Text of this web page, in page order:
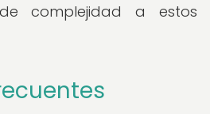
complejidad a estos